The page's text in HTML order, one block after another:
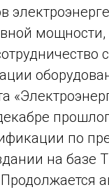
по
на базе